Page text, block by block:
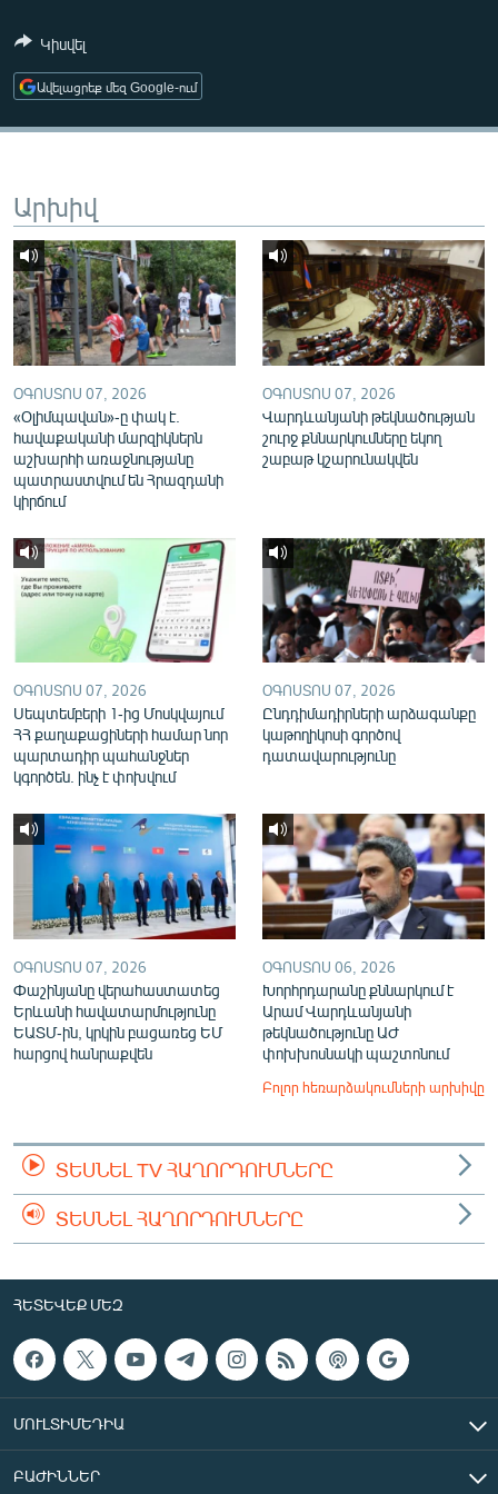
ՄՇԱԿՈՒՅԹ
ՍՊՈՐՏ
ՄԵԿՆԱԲԱՆՈՒԹՅՈՒՆ
ԿՈՐՈՆԱՎԻՐՈՒՍ
ԱՐԽԻՎ
ՏԵՍԱՆՅՈՒԹԵՐ
ԲԱՆԱՎԵՃ
ՓՈԴՔԱՍԹ
Հայերեն
English
Русский
ՀԵՏԵՎԵՔ ՄԵԶ
«Ազատության» բոլոր կայքերը
Կիսվել
Ավելացրեք մեզ Google-ում
Արխիվ
ՕԳՈՍՏՈՍ 07, 2026
«Օլիմպավան»-ը փակ է.
հավաքականի մարզիկներն
աշխարհի առաջնությանը
պատրաստվում են Հրազդանի
կիրճում
ՕԳՈՍՏՈՍ 07, 2026
Վարդևանյանի թեկնածության
շուրջ քննարկումները եկող
շաբաթ կշարունակվեն
ՕԳՈՍՏՈՍ 07, 2026
Սեպտեմբերի 1-ից Մոսկվայում
ՀՀ քաղաքացիների համար նոր
պարտադիր պահանջներ
կգործեն. ինչ է փոխվում
ՕԳՈՍՏՈՍ 07, 2026
Ընդդիմադիրների արձագանքը
կաթողիկոսի գործով
դատավարությունը
ՕԳՈՍՏՈՍ 07, 2026
Փաշինյանը վերահաստատեց
Երևանի հավատարմությունը
ԵԱՏՄ-ին, կրկին բացառեց ԵՄ
հարցով հանրաքվեն
ՕԳՈՍՏՈՍ 06, 2026
Խորհրդարանը քննարկում է
Արամ Վարդևանյանի
թեկնածությունը ԱԺ
փոխխոսնակի պաշտոնում
Բոլոր հեռարձակումների արխիվը
ՏԵՍՆԵԼ TV ՀԱՂՈՐԴՈՒՄՆԵՐԸ
ՏԵՍՆԵԼ ՀԱՂՈՐԴՈՒՄՆԵՐԸ
ՀԵՏԵՎԵՔ ՄԵԶ
ՄՈՒԼՏԻՄԵԴԻԱ
ԲԱԺԻՆՆԵՐ